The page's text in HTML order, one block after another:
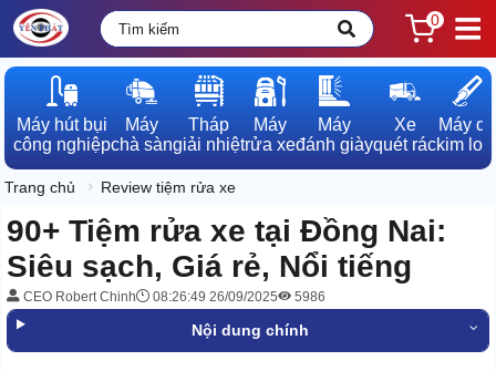
0
Máy hút bụi
công nghiệp
Máy
chà sàn
Tháp
giải nhiệt
Máy
rửa xe
Máy
đánh giày
Xe
quét rác
Máy dò
kim loại
Trang chủ Review tiệm rửa xe
90+ Tiệm rửa xe tại Đồng Nai:
Siêu sạch, Giá rẻ, Nổi tiếng
CEO Robert Chinh 08:26:49 26/09/2025 5986
Nội dung chính